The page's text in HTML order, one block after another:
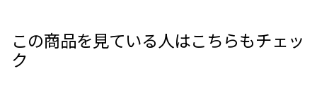
この商品を見ている人はこちらもチェッ
ク